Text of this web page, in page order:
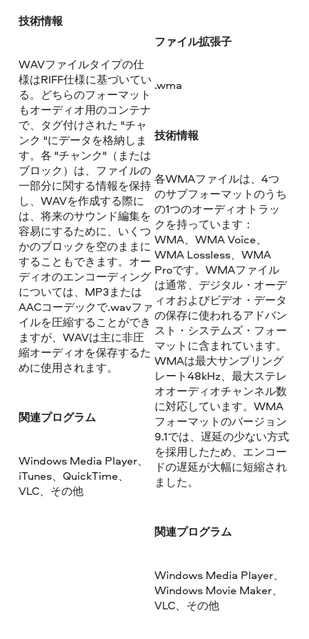
技術情報
WAVファイルタイプの仕
様はRIFF仕様に基づいてい
る。どちらのフォーマット
もオーディオ用のコンテナ
で、タグ付けされた "チャ
ンク "にデータを格納しま
す。各 "チャンク"（または
ブロック）は、ファイルの
一部分に関する情報を保持
し、WAVを作成する際に
は、将来のサウンド編集を
容易にするために、いくつ
かのブロックを空のままに
することもできます。オー
ディオのエンコーディング
については、MP3または
AACコーデックで.wavファ
イルを圧縮することができ
ますが、WAVは主に非圧
縮オーディオを保存するた
めに使用されます。
関連プログラム
Windows Media Player、
iTunes、QuickTime、
VLC、その他
ファイル拡張子
.wma
技術情報
各WMAファイルは、4つ
のサブフォーマットのうち
の1つのオーディオトラッ
クを持っています：
WMA、WMA Voice、
WMA Lossless、WMA
Proです。WMAファイル
は通常、デジタル・オーデ
ィオおよびビデオ・データ
の保存に使われるアドバン
スト・システムズ・フォー
マットに含まれています。
WMAは最大サンプリング
レート48kHz、最大ステレ
オオーディオチャンネル数
に対応しています。WMA
フォーマットのバージョン
9.1では、遅延の少ない方式
を採用したため、エンコー
ドの遅延が大幅に短縮され
ました。
関連プログラム
Windows Media Player、
Windows Movie Maker、
VLC、その他